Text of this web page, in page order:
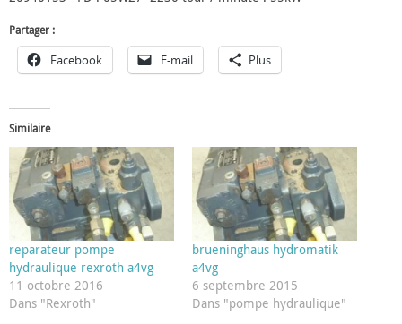
Partager :
Facebook E-mail Plus
Similaire
reparateur pompe
hydraulique rexroth a4vg
11 octobre 2016
Dans "Rexroth"
brueninghaus hydromatik
a4vg
6 septembre 2015
Dans "pompe hydraulique"